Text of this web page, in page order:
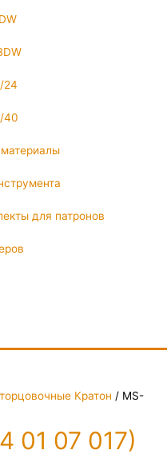
24
40
для патронов
Кратон / MS-
01 07 017)